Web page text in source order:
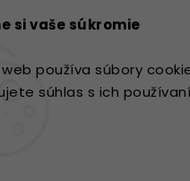
si vaše súkromie
používa súbory
súhlas s ich
zasielať informácie o